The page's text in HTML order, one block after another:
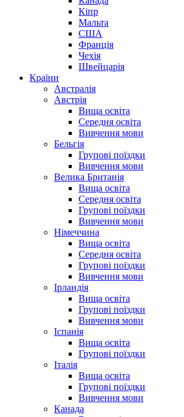
Кіпр
Мальта
США
Франція
Чехія
Швейцарія
Країни
Австралія
Австрія
Вища освіта
Середня освіта
Вивчення мови
Бельгія
Групові поїздки
Вивчення мови
Велика Британія
Вища освіта
Середня освіта
Групові поїздки
Вивчення мови
Німеччина
Вища освіта
Середня освіта
Групові поїздки
Вивчення мови
Ірландія
Вища освіта
Групові поїздки
Вивчення мови
Іспанія
Вища освіта
Групові поїздки
Італія
Вища освіта
Групові поїздки
Вивчення мови
Канада